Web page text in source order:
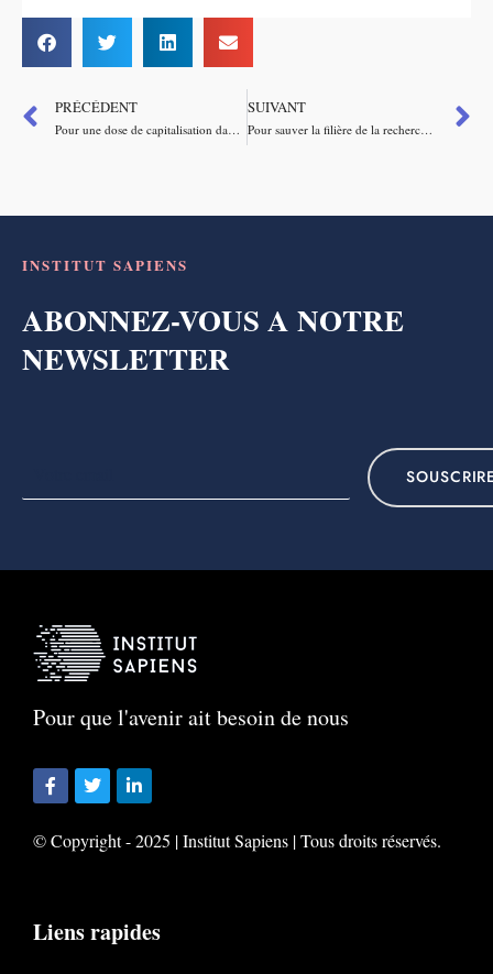
PRÉCÉDENT
Pour une dose de capitalisation dans nos retraites
SUIVANT
Pour sauver la filière de la recherche clinique, il faut soutenir l’emploi
INSTITUT SAPIENS
ABONNEZ-VOUS A NOTRE
NEWSLETTER
Pour que l'avenir ait besoin de nous
© Copyright - 2025 | Institut Sapiens | Tous droits réservés.
Liens rapides